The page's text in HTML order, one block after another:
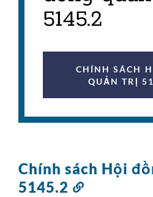
5145.2
CHÍNH SÁCH
QUẢN TRỊ
Chính sách Hội
5145.2